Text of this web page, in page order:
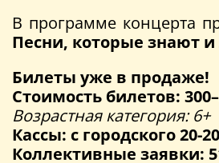
В программе концерта
Песни, которые знают
Билеты уже в продаже!
Стоимость билетов:
Возрастная категория: 6+
Кассы: с городского 20-
Коллективные заявки: